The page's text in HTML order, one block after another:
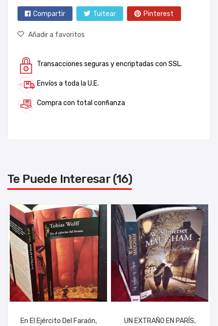
Compartir Tuitear Pinterest
Añadir a favoritos
Transacciones seguras y encriptadas con SSL.
Envíos a toda la U.E.
Compra con total confianza
Te Puede Interesar (16)
En El Ejército Del Faraón,
UN EXTRAÑO EN PARÍS,